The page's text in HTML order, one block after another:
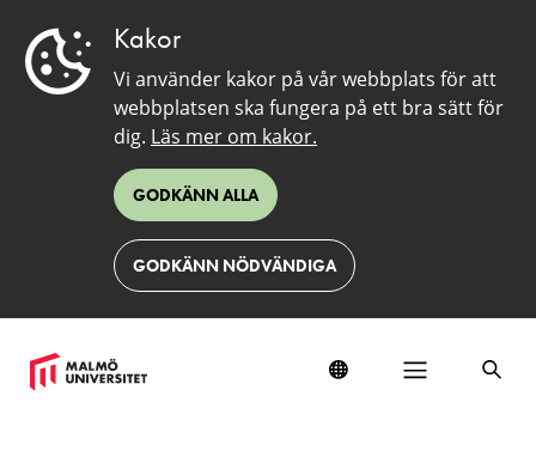
Kakor
Vi använder kakor på vår webbplats för att
webbplatsen ska fungera på ett bra sätt för
dig. Läs mer om kakor.
GODKÄNN ALLA
GODKÄNN NÖDVÄNDIGA